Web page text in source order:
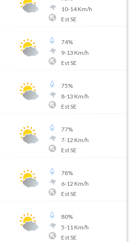
10-14Km/h
Est SE
74%
9-13 Km/h
Est SE
75%
8-13 Km/h
Est SE
77%
7-12 Km/h
Est SE
78%
6-12 Km/h
Est SE
80%
5-11 Km/h
Est SE